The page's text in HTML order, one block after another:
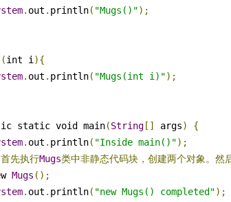
. out . println( "Mugs()");
(int i ){
. out . println( "Mugs(int i)");
static void main
(String [] args)
{
. out . println( "Inside main()");
先执行Mugs类中非静态代码块，创建两个对象。然
Mugs ();
. out . println( "new Mugs() completed");